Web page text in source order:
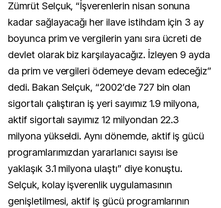
Zümrüt Selçuk, “İşverenlerin nisan sonuna
kadar sağlayacağı her ilave istihdam için 3 ay
boyunca prim ve vergilerin yanı sıra ücreti de
devlet olarak biz karşılayacağız. İzleyen 9 ayda
da prim ve vergileri ödemeye devam edeceğiz”
dedi. Bakan Selçuk, “2002’de 727 bin olan
sigortalı çalıştıran iş yeri sayımız 1.9 milyona,
aktif sigortalı sayımız 12 milyondan 22.3
milyona yükseldi. Aynı dönemde, aktif iş gücü
programlarımızdan yararlanıcı sayısı ise
yaklaşık 3.1 milyona ulaştı” diye konuştu.
Selçuk, kolay işverenlik uygulamasının
genişletilmesi, aktif iş gücü programlarının